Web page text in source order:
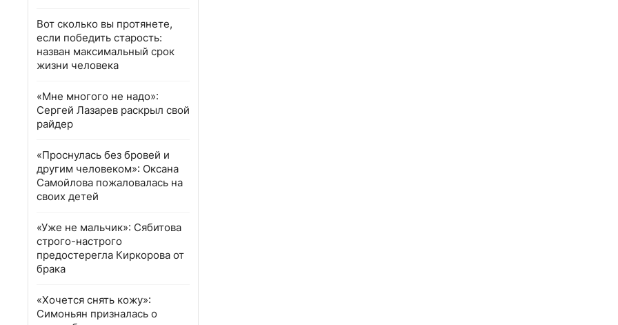
Вот сколько вы протянете,
если победить старость:
назван максимальный срок
жизни человека
«Мне многого не надо»:
Сергей Лазарев раскрыл свой
райдер
«Проснулась без бровей и
другим человеком»: Оксана
Самойлова пожаловалась на
своих детей
«Уже не мальчик»: Сябитова
строго-настрого
предостерегла Киркорова от
брака
«Хочется снять кожу»:
Симоньян призналась о